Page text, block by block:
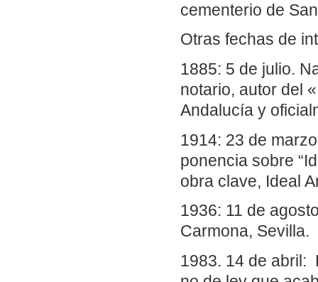
cementerio de
Otras fechas de
1885: 5 de julio.
notario, autor del
Andalucía y
1914: 23 de
ponencia sobre
obra clave, Ideal
1936: 11 de
Carmona, Sevilla.
1983. 14 de abril: